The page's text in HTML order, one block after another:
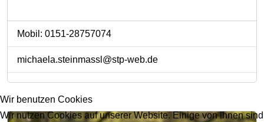
Mobil: 0151-28757074
michaela.steinmassl@stp-web.de
Wir benutzen Cookies
Wir nutzen Cookies auf unserer Website. Einige von ihnen sind